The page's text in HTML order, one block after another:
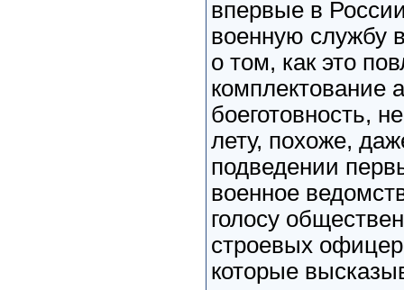
впервые в
военную службу
о том, как это
комплектование
боеготовность,
лету, похоже,
подведении
военное
голосу
строевых
которые